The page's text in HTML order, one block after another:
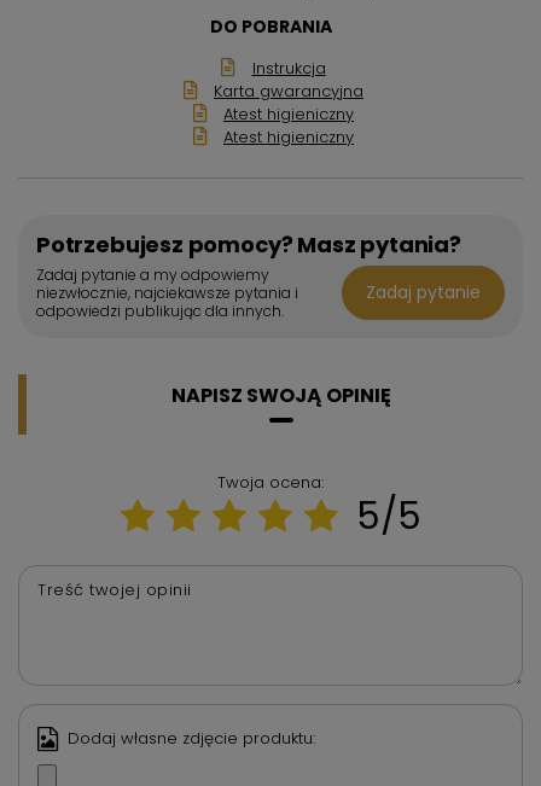
DO POBRANIA
Instrukcja
Karta gwarancyjna
Atest higieniczny
Atest higieniczny
Potrzebujesz pomocy? Masz pytania?
Zadaj pytanie a my odpowiemy
niezwłocznie, najciekawsze pytania i
odpowiedzi publikując dla innych.
Zadaj pytanie
NAPISZ SWOJĄ OPINIĘ
Twoja ocena:
5/5
Treść twojej opinii
Dodaj własne zdjęcie produktu: